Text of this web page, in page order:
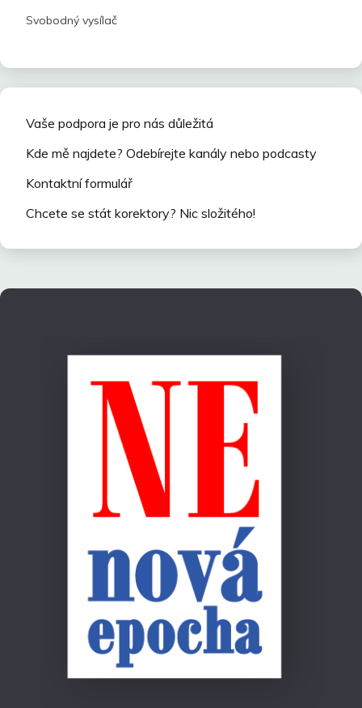
Svobodný vysílač
Vaše podpora je pro nás důležitá
Kde mě najdete? Odebírejte kanály nebo podcasty
Kontaktní formulář
Chcete se stát korektory? Nic složitého!